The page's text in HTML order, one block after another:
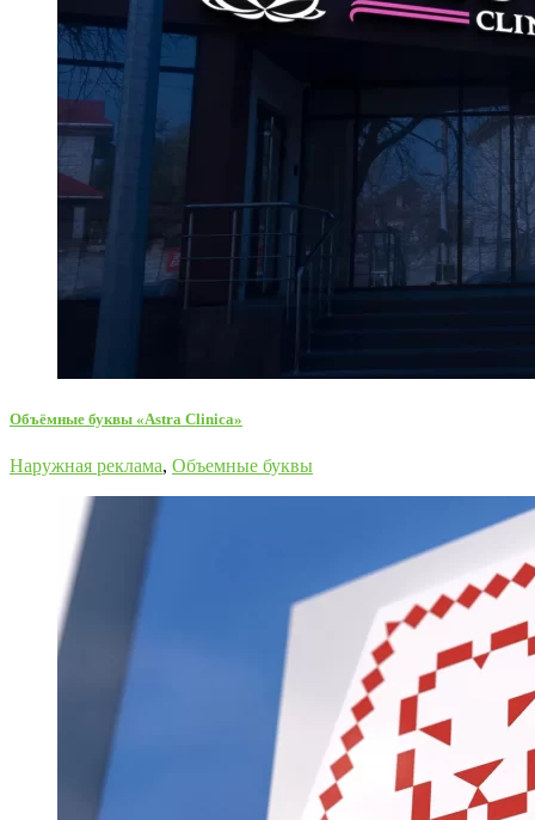
Объёмные буквы «Astra Clinica»
Наружная реклама, Объемные буквы